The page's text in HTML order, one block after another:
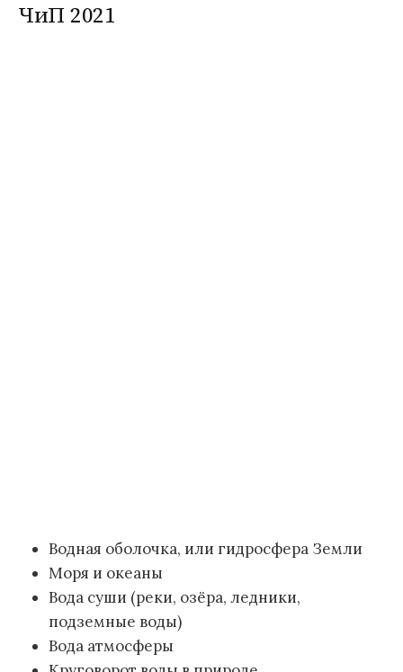
ЧиП 2021
Водная оболочка, или гидросфера Земли
Моря и океаны
Вода суши (реки, озёра, ледники,
подземные воды)
Вода атмосферы